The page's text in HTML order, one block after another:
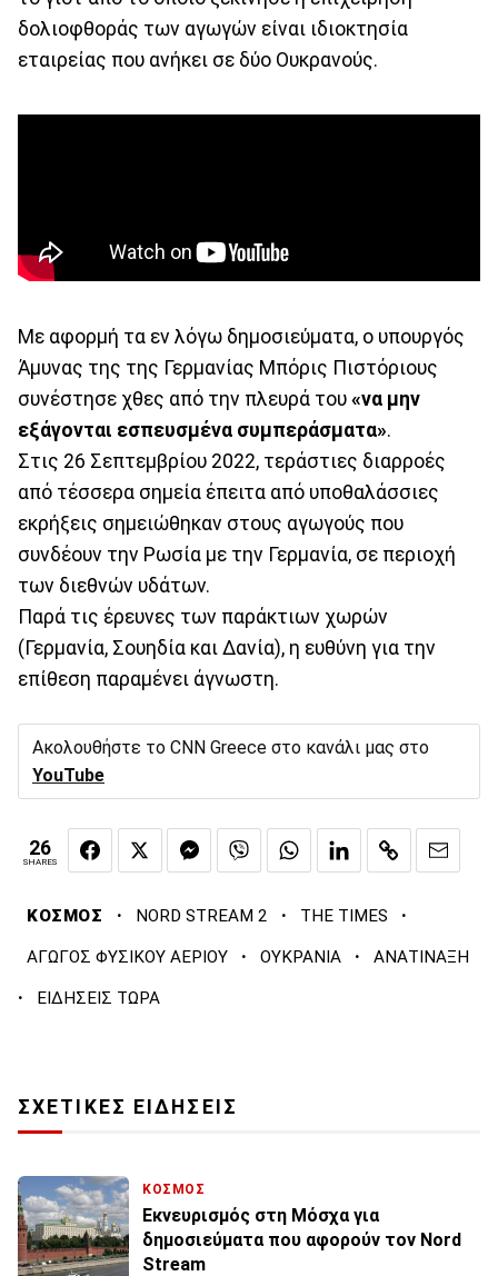
δολιοφθοράς των αγωγών είναι ιδιοκτησία
εταιρείας που ανήκει σε δύο Ουκρανούς.
Με αφορμή τα εν λόγω δημοσιεύματα, ο υπουργός
Άμυνας της της Γερμανίας Μπόρις Πιστόριους
συνέστησε χθες από την πλευρά του «να μην
εξάγονται εσπευσμένα συμπεράσματα».
Στις 26 Σεπτεμβρίου 2022, τεράστιες διαρροές
από τέσσερα σημεία έπειτα από υποθαλάσσιες
εκρήξεις σημειώθηκαν στους αγωγούς που
συνδέουν την Ρωσία με την Γερμανία, σε περιοχή
των διεθνών υδάτων.
Παρά τις έρευνες των παράκτιων χωρών
(Γερμανία, Σουηδία και Δανία), η ευθύνη για την
επίθεση παραμένει άγνωστη.
Ακολουθήστε το CNN Greece στο κανάλι μας στο
YouTube
26
SHARES
ΚΟΣΜΟΣ · NORD STREAM 2 · THE TIMES ·
ΑΓΩΓΟΣ ΦΥΣΙΚΟΥ ΑΕΡΙΟΥ · ΟΥΚΡΑΝΙΑ · ΑΝΑΤΙΝΑΞΗ
· ΕΙΔΗΣΕΙΣ ΤΩΡΑ
ΣΧΕΤΙΚΕΣ ΕΙΔΗΣΕΙΣ
ΚΟΣΜΟΣ
Εκνευρισμός στη Μόσχα για
δημοσιεύματα που αφορούν τον Nord
Stream